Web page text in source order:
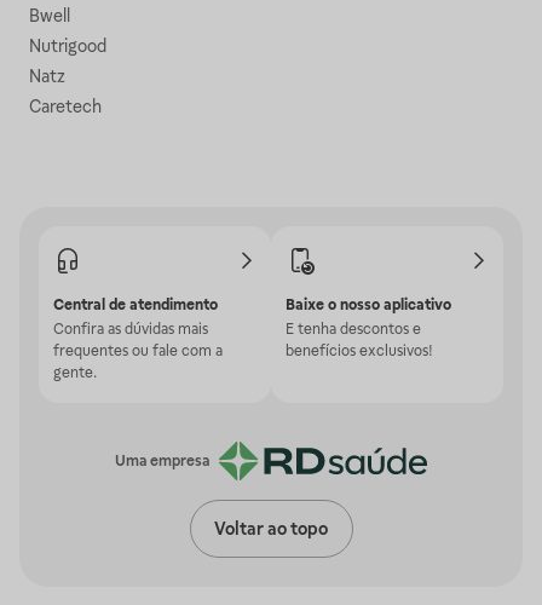
Bwell
Nutrigood
Natz
Caretech
Central de atendimento
Confira as dúvidas mais
frequentes ou fale com a
gente.
Baixe o nosso aplicativo
E tenha descontos e
benefícios exclusivos!
Uma empresa
Voltar ao topo